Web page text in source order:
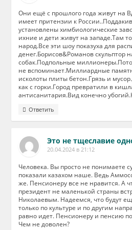
Они ещё с прошлого года живут на
имеет притензии к
установлены химбиологические
ихние и дети живут на западе.Там
народ.Все эти шоу показуха для
денег.Борисов&Романов скульптор
собак.Подпольные
не вспоминает.Миллиардные
исколоты плиты бетон.Грязь и
как с горки.Город превратили в
антисанитария.Вид конечно
Ответить
Это не тщеславие
20.04.2024 в 21:12
Человека. Вы просто не понимаете
показали казахом наше. Ведь
же. Пенсионеру все не нравится. А
президент не маленькой страны
Николаевым. Надеемся, что будут
только по культуре и по другим
равно идет. Пенсионеру и пенсию
Чем не доволен?